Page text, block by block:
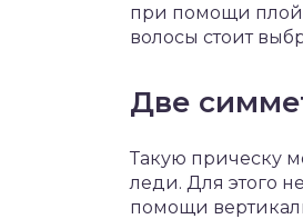
при помощи
волосы стоит
Две
Такую прическу
леди. Для этого
помощи